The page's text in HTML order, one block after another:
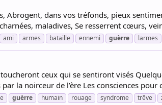
Abrogent, dans vos tréfonds, pieux
maladives, Se resserrent cœurs,
ami armes bataille ennemi guèrre larmes
ceux qui se sentiront visés
la noirceur de l’ère Les consciences
guèrre humain rouage syndrome trêve